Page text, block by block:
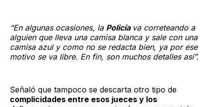
“En algunas ocasiones, la Policía va correteando a
alguien que lleva una camisa blanca y sale con una
camisa azul y como no se redacta bien, ya por ese
motivo se va libre. En fin, son muchos detalles así”.
Señaló que tampoco se descarta otro tipo de
complicidades entre esos jueces y los